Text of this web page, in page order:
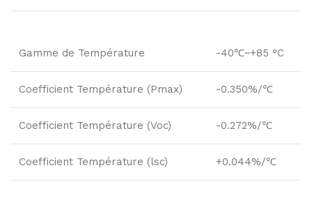
Gamme de Température -40℃~+85 °C
Coefficient Température (Pmax) -0.350%/℃
Coefficient Température (Voc) -0.272%/℃
Coefficient Température (lsc) +0.044%/℃